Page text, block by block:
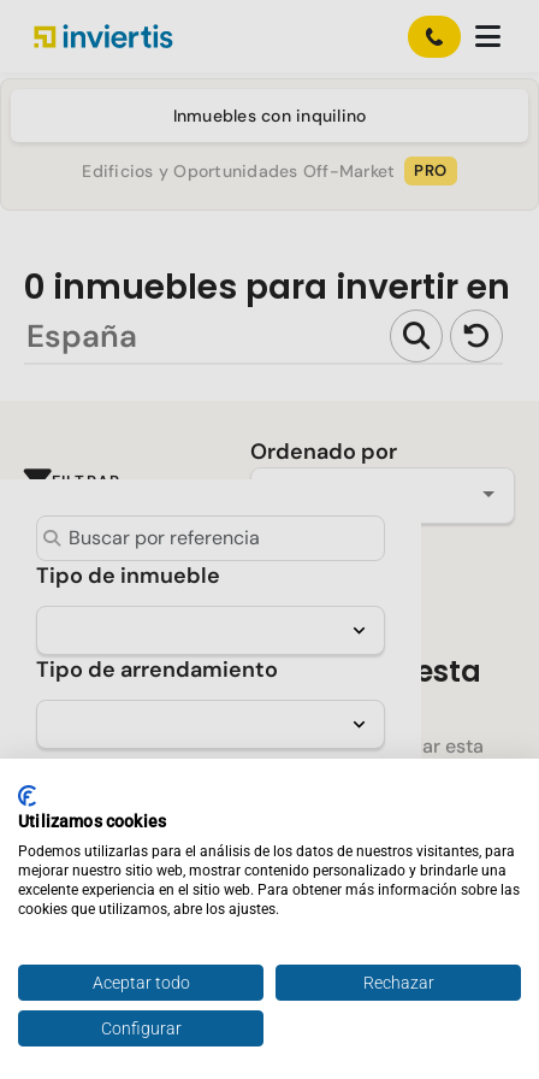
Inmuebles con inquilino
Edificios y Oportunidades Off-Market PRO
0 inmuebles para invertir en
Tipo de inmueble
Tipo de arrendamiento
★ Destacados
Precio
Calidad de la zona
FILTRAR
Ordenado por
No hay resultados para esta
búsqueda
Prueba seleccionar menos filtros o guardar esta
Crear alerta
Propiedades sugeridas
Utilizamos cookies
Podemos utilizarlas para el análisis de los datos de nuestros visitantes, para
mejorar nuestro sitio web, mostrar contenido personalizado y brindarle una
excelente experiencia en el sitio web. Para obtener más información sobre las
cookies que utilizamos, abre los ajustes.
Aceptar todo Rechazar
Configurar